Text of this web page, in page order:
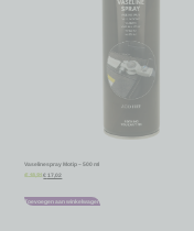
Vaselinespray Motip – 500 ml
€ 18,91 € 17,02
Toevoegen aan winkelwagen